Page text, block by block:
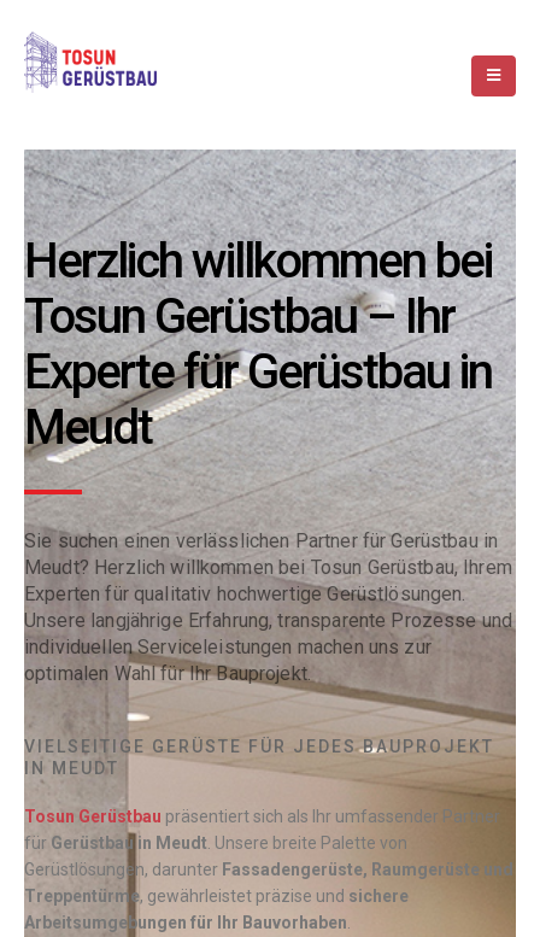
Herzlich willkommen bei
Tosun Gerüstbau – Ihr
Experte für Gerüstbau in
Meudt
Sie suchen einen verlässlichen Partner für Gerüstbau in
Meudt? Herzlich willkommen bei Tosun Gerüstbau, Ihrem
Experten für qualitativ hochwertige Gerüstlösungen.
Unsere langjährige Erfahrung, transparente Prozesse und
individuellen Serviceleistungen machen uns zur
optimalen Wahl für Ihr Bauprojekt.
VIELSEITIGE GERÜSTE FÜR JEDES BAUPROJEKT
IN MEUDT
Tosun Gerüstbau präsentiert sich als Ihr umfassender Partner
für Gerüstbau in Meudt . Unsere breite Palette von
Gerüstlösungen, darunter Fassadengerüste, Raumgerüste und
Treppentürme, gewährleistet präzise und sichere
Arbeitsumgebungen für Ihr Bauvorhaben